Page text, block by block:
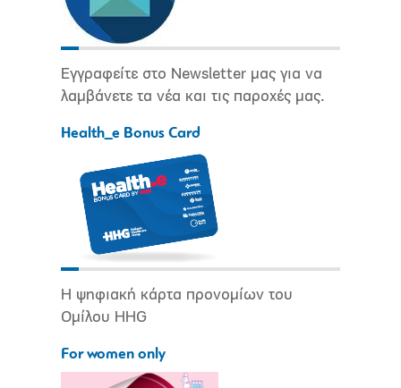
Εγγραφείτε στο Newsletter μας για να
λαμβάνετε τα νέα και τις παροχές μας.
Health_e Bonus Card
Η ψηφιακή κάρτα προνομίων του
Ομίλου HHG
For women only